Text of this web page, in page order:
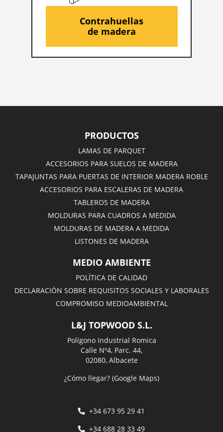
Contrahuellas
de madera
PRODUCTOS
LAMAS DE PARQUET
ACCESORIOS PARA SUELOS DE MADERA
TAPAJUNTAS PARA PUERTAS DE INTERIOR MADERA ROBLE
ACCESORIOS PARA ESCALERAS DE MADERA
TABLEROS DE MADERA
MOLDURAS PARA CUADROS A MEDIDA
MOLDURAS DE MADERA A MEDIDA
LISTONES DE MADERA
MEDIO AMBIENTE
POLÍTICA DE CALIDAD
DECLARACIÓN SOBRE REQUISITOS SOCIALES Y LABORALES
COMPROMISO MEDIOAMBIENTAL
L&J TOPWOOD S.L.
Polígono Industrial Romica
Calle Nº4, Parc. 44,
02080, Albacete
¿Cómo llegar? (Google Maps)
+34 673 95 29 41
+34 688 28 33 49